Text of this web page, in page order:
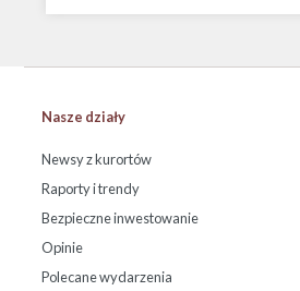
Nasze działy
Newsy z kurortów
Raporty i trendy
Bezpieczne inwestowanie
Opinie
Polecane wydarzenia